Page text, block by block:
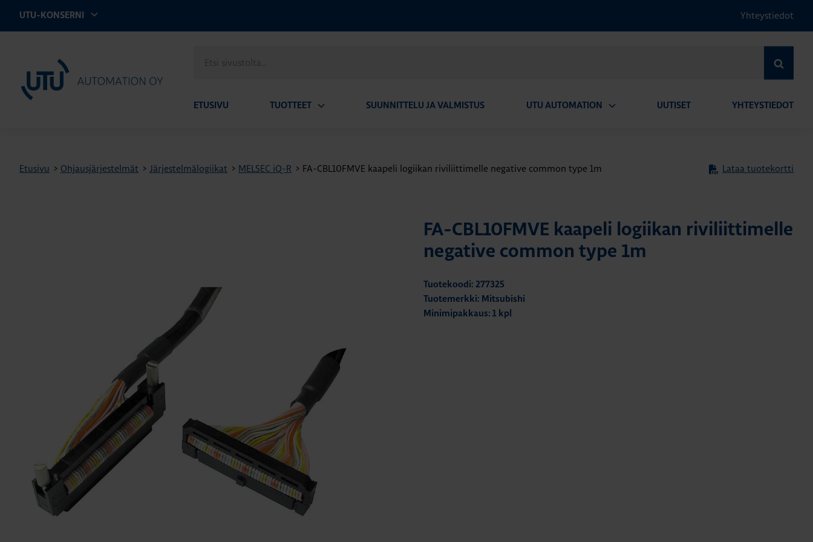
UTU-KONSERNI Yhteystiedot
UTU Automation
sivustolta
ETUSIVU TUOTTEET SUUNNITTELU JA VALMISTUS UTU AUTOMATION UUTISET YHTEYSTIEDOT
Etusivu > Ohjausjärjestelmät > Järjestelmälogiikat > MELSEC iQ-R > FA-CBL10FMVE kaapeli logiikan riviliittimelle negative common type 1m Lataa tuotekortti
FA-CBL10FMVE kaapeli logiikan riviliittimelle
negative common type 1m
Tuotekoodi: 277325
Tuotemerkki: Mitsubishi
Minimipakkaus: 1 kpl